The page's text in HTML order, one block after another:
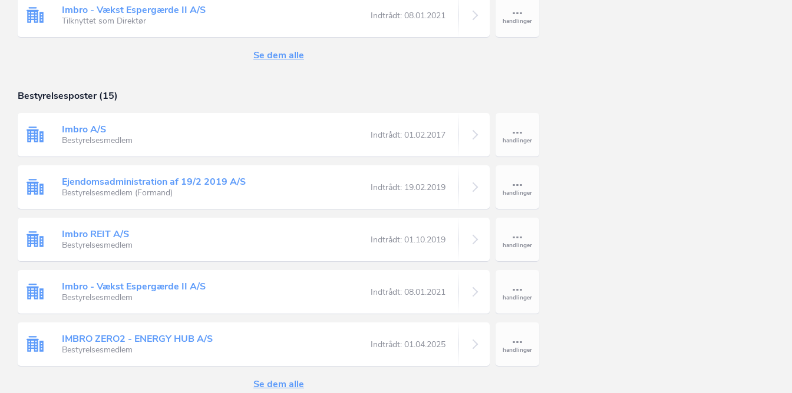
Imbro - Vækst Espergærde II A/S
Tilknyttet som Direktør Indtrådt: 08.01.2021
Se dem alle
Bestyrelsesposter (15)
Imbro A/S
Bestyrelsesmedlem Indtrådt: 01.02.2017
Ejendomsadministration af 19/2 2019 A/S
Bestyrelsesmedlem (Formand) Indtrådt: 19.02.2019
Imbro REIT A/S
Bestyrelsesmedlem Indtrådt: 01.10.2019
Imbro - Vækst Espergærde II A/S
Bestyrelsesmedlem Indtrådt: 08.01.2021
IMBRO ZERO2 - ENERGY HUB A/S
Bestyrelsesmedlem Indtrådt: 01.04.2025
Se dem alle